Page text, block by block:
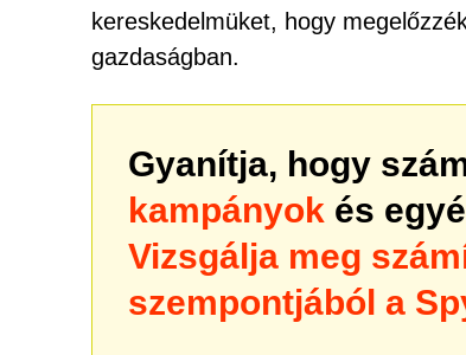
kereskedelmüket, hogy
gazdaságban.
Gyanítja, hogy
kampányok és
Vizsgálja meg
szempontjából a